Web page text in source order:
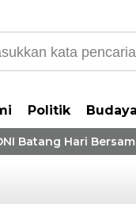
Politik Budaya
Batang Hari Bersama